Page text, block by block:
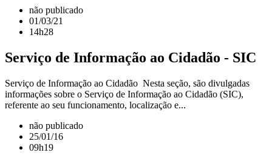
não publicado
01/03/21
14h28
Serviço de Informação ao Cidadão - SIC
Serviço de Informação ao Cidadão Nesta seção, são divulgadas
informações sobre o Serviço de Informação ao Cidadão (SIC),
referente ao seu funcionamento, localização e...
não publicado
25/01/16
09h19